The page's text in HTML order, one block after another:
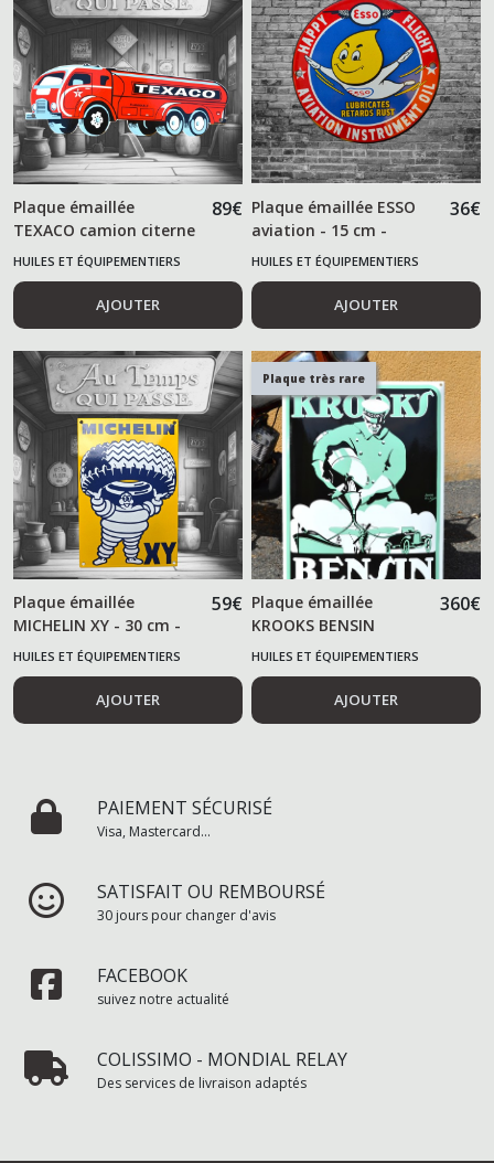
Plaque émaillée
TEXACO camion citerne
89€
HUILES ET ÉQUIPEMENTIERS
AUTOMOBILES
AJOUTER
Plaque émaillée ESSO
aviation - 15 cm -
36€
HUILES ET ÉQUIPEMENTIERS
AUTOMOBILES
AJOUTER
Plaque émaillée
MICHELIN XY - 30 cm -
59€
HUILES ET ÉQUIPEMENTIERS
AUTOMOBILES
AJOUTER
Plaque très rare
Plaque émaillée
KROOKS BENSIN
360€
HUILES ET ÉQUIPEMENTIERS
AUTOMOBILES
AJOUTER
PAIEMENT SÉCURISÉ
Visa, Mastercard...
SATISFAIT OU REMBOURSÉ
30 jours pour changer d'avis
FACEBOOK
suivez notre actualité
COLISSIMO - MONDIAL RELAY
Des services de livraison adaptés